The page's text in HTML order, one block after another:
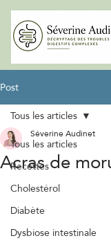
Post
Tous les articles
Recettes
Cholestérol
Diabète
Dysbiose intestinale
Tous les articles
Acras de
Séverine Audinet